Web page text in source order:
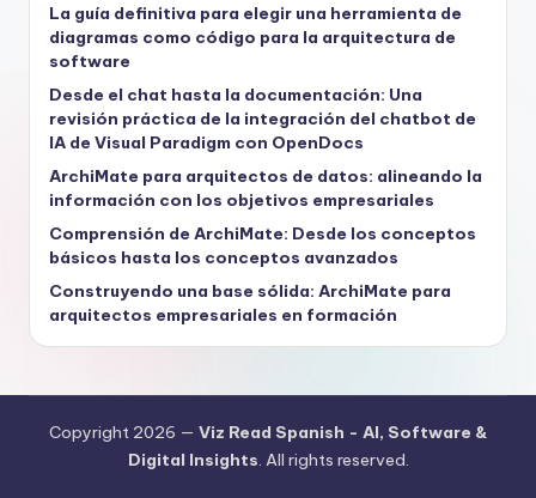
La guía definitiva para elegir una herramienta de
diagramas como código para la arquitectura de
software
Desde el chat hasta la documentación: Una
revisión práctica de la integración del chatbot de
IA de Visual Paradigm con OpenDocs
ArchiMate para arquitectos de datos: alineando la
información con los objetivos empresariales
Comprensión de ArchiMate: Desde los conceptos
básicos hasta los conceptos avanzados
Construyendo una base sólida: ArchiMate para
arquitectos empresariales en formación
Copyright 2026 — Viz Read Spanish - AI, Software &
Digital Insights. All rights reserved.